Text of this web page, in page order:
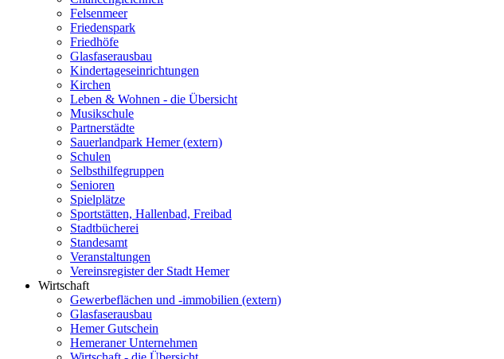
Felsenmeer
Friedenspark
Friedhöfe
Glasfaserausbau
Kindertageseinrichtungen
Kirchen
Leben & Wohnen - die Übersicht
Musikschule
Partnerstädte
Sauerlandpark Hemer (extern)
Schulen
Selbsthilfegruppen
Senioren
Spielplätze
Sportstätten, Hallenbad, Freibad
Stadtbücherei
Standesamt
Veranstaltungen
Vereinsregister der Stadt Hemer
Wirtschaft
Gewerbeflächen und -immobilien (extern)
Glasfaserausbau
Hemer Gutschein
Hemeraner Unternehmen